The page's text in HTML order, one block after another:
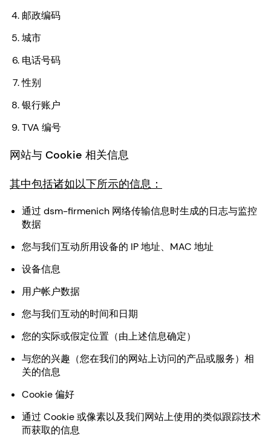
邮政编码
城市
电话号码
性别
银行账户
TVA 编号
网站与 Cookie 相关信息
其中包括诸如以下所示的信息：
通过 dsm-firmenich 网络传输信息时生成的日志与监控
数据
您与我们互动所用设备的 IP 地址、MAC 地址
设备信息
用户帐户数据
您与我们互动的时间和日期
您的实际或假定位置（由上述信息确定）
与您的兴趣（您在我们的网站上访问的产品或服务）相
关的信息
Cookie 偏好
通过 Cookie 或像素以及我们网站上使用的类似跟踪技术
而获取的信息